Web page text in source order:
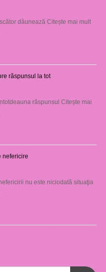
dăunează Citește mai mult
răspunsul la tot
răspunsul Citește mai
nefericire
nu este niciodată situaţia